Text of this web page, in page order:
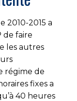
2010-2015 a
de faire
les autres
régime de
fixes a
40 heures